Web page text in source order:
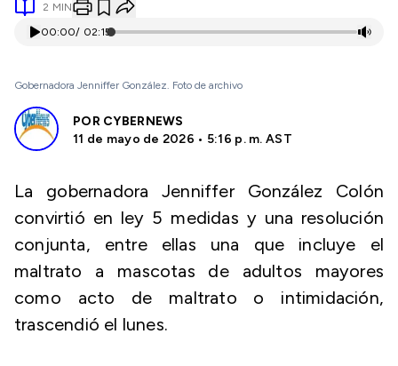
2 MIN
00:00/ 02:15
Gobernadora Jenniffer González. Foto de archivo
POR CYBERNEWS
11 de mayo de 2026 • 5:16 p. m. AST
La gobernadora Jenniffer González Colón
convirtió en ley 5 medidas y una resolución
conjunta, entre ellas una que incluye el
maltrato a mascotas de adultos mayores
como acto de maltrato o intimidación,
trascendió el lunes.